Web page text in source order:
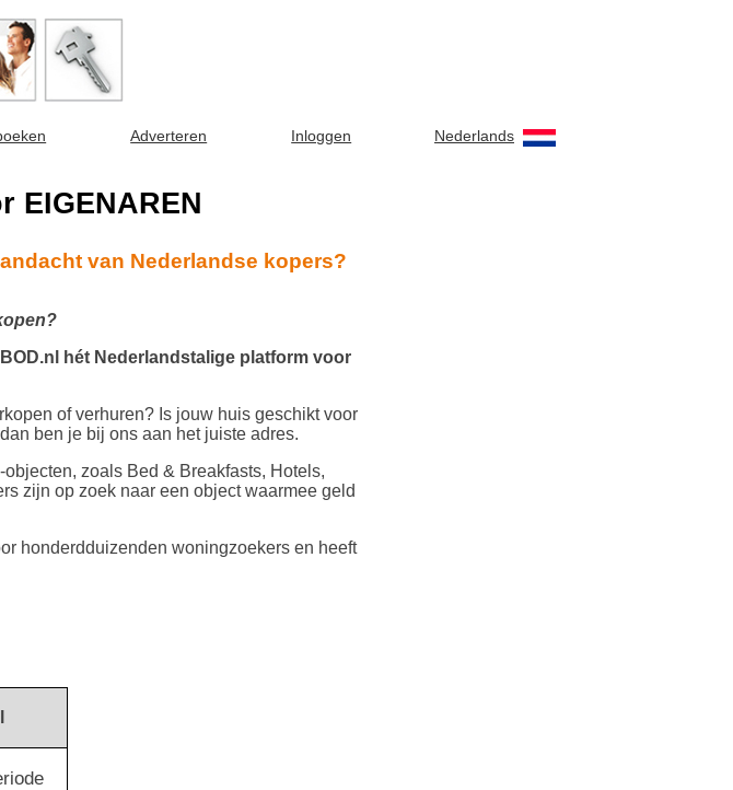
Adverteren Inloggen Nederlands
EIGENAREN
van Nederlandse kopers?
hét Nederlandstalige platform voor
of verhuren? Is jouw huis geschikt voor
ben je bij ons aan het juiste adres.
zoals Bed & Breakfasts, Hotels,
zijn op zoek naar een object waarmee geld
honderdduizenden woningzoekers en heeft